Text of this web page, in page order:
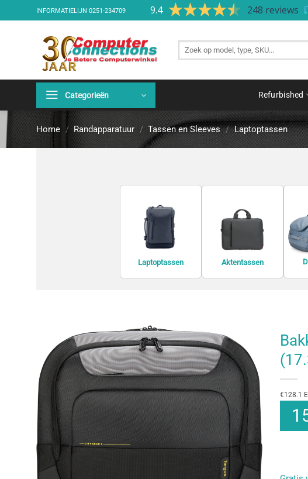
naar
INFORMATIELIJN 0251-234709 9.4 248 reviews
producten
Categorieën Refurbished
Home / Randapparatuur / Tassen en Sleeves / Laptoptassen
Laptoptassen Aktentassen
€128.1